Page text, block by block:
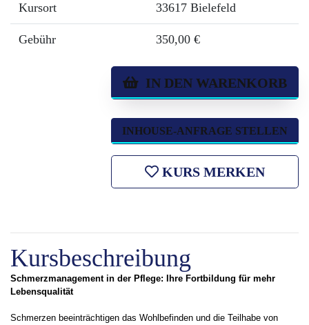
Kursort 33617 Bielefeld
Gebühr 350,00 €
IN DEN WARENKORB
INHOUSE-ANFRAGE STELLEN
KURS MERKEN
Kursbeschreibung
Schmerzmanagement in der Pflege: Ihre Fortbildung für mehr
Lebensqualität
Schmerzen beeinträchtigen das Wohlbefinden und die Teilhabe von